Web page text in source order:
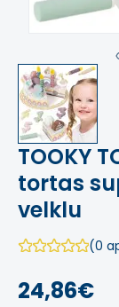
TOOKY
tortas
velklu
(0
24,86€